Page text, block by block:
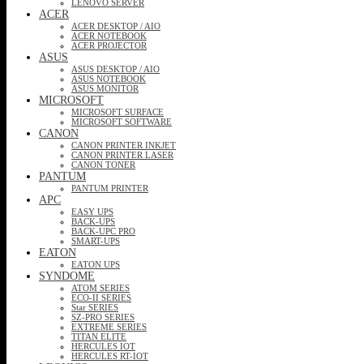
LENOVO SERVER
ACER
ACER DESKTOP / AIO
ACER NOTEBOOK
ACER PROJECTOR
ASUS
ASUS DESKTOP / AIO
ASUS NOTEBOOK
ASUS MONITOR
MICROSOFT
MICROSOFT SURFACE
MICROSOFT SOFTWARE
CANON
CANON PRINTER INKJET
CANON PRINTER LASER
CANON TONER
PANTUM
PANTUM PRINTER
APC
EASY UPS
BACK-UPS
BACK-UPC PRO
SMART-UPS
EATON
EATON UPS
SYNDOME
ATOM SERIES
ECO-II SERIES
Star SERIES
SZ-PRO SERIES
EXTREME SERIES
TITAN ELITE
HERCULES IOT
HERCULES RT-IOT